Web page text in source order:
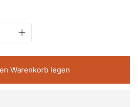
Warenkorb legen